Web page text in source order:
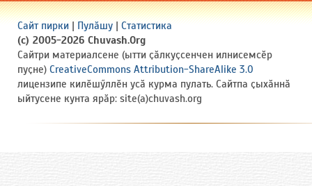
Сайт пирки | Пулӑшу | Статистика
(c) 2005-2026 Chuvash.Org
Сайтри материалсене (ытти ҫӑлкуҫсенчен илнисемсӗр
пуҫне) CreativeCommons Attribution-ShareAlike 3.0
лицензипе килӗшӳллӗн усӑ курма пулать. Сайтпа ҫыхӑннӑ
ыйтусене кунта ярӑр: site(a)chuvash.org